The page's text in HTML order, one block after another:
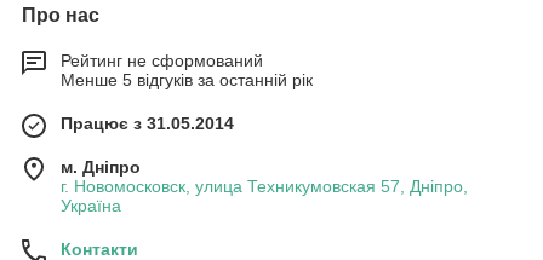
Про нас
Рейтинг не сформований
Менше 5 відгуків за останній рік
Працює з 31.05.2014
м. Дніпро
г. Новомосковск, улица Техникумовская 57, Дніпро,
Україна
Контакти